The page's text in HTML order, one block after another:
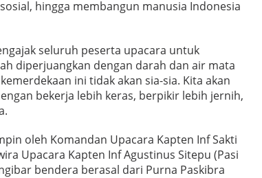
hingga membangun manusia Indonesia
seluruh peserta upacara untuk
diperjuangkan dengan darah dan air mata
ini tidak akan sia-sia. Kita akan
bekerja lebih keras, berpikir lebih jernih,
oleh Komandan Upacara Kapten Inf Sakti
Upacara Kapten Inf Agustinus Sitepu (Pasi
bendera berasal dari Purna Paskibra